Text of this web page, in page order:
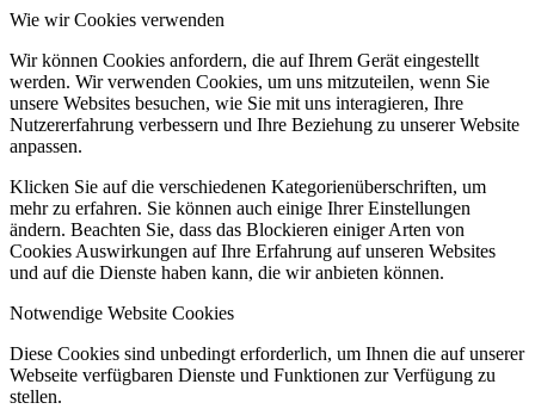
Wie wir Cookies verwenden
Wir können Cookies anfordern, die auf Ihrem Gerät eingestellt
werden. Wir verwenden Cookies, um uns mitzuteilen, wenn Sie
unsere Websites besuchen, wie Sie mit uns interagieren, Ihre
Nutzererfahrung verbessern und Ihre Beziehung zu unserer Website
anpassen.
Klicken Sie auf die verschiedenen Kategorienüberschriften, um
mehr zu erfahren. Sie können auch einige Ihrer Einstellungen
ändern. Beachten Sie, dass das Blockieren einiger Arten von
Cookies Auswirkungen auf Ihre Erfahrung auf unseren Websites
und auf die Dienste haben kann, die wir anbieten können.
Notwendige Website Cookies
Diese Cookies sind unbedingt erforderlich, um Ihnen die auf unserer
Webseite verfügbaren Dienste und Funktionen zur Verfügung zu
stellen.